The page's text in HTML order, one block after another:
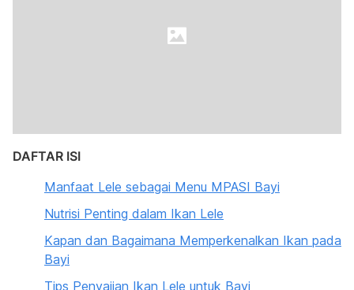
DAFTAR ISI
Manfaat Lele sebagai Menu MPASI Bayi
Nutrisi Penting dalam Ikan Lele
Kapan dan Bagaimana Memperkenalkan Ikan pada
Bayi
Tips Penyajian Ikan Lele untuk Bayi